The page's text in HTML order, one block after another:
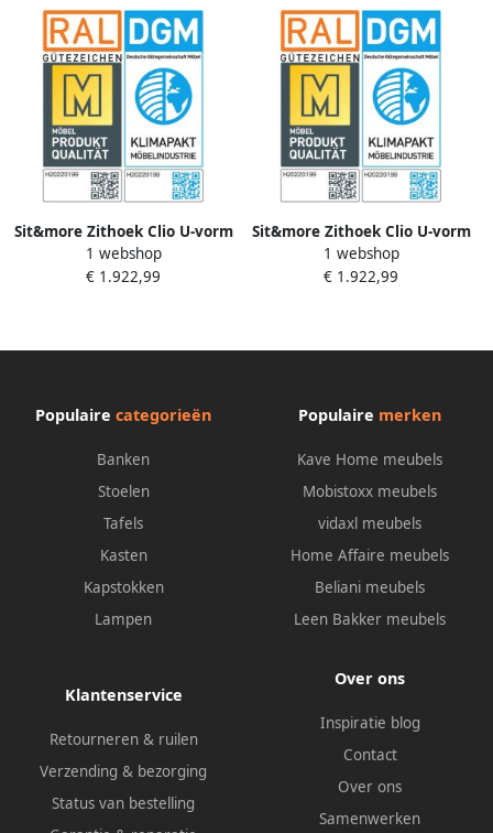
Sit&more Zithoek Clio U-vorm
naar keuze met slaapfunctie
en bedkist met binnenvering
1 webshop
€ 1.922,99
Sit&more Zithoek Clio U-vorm
naar keuze met slaapfunctie
en bedkist met binnenvering
1 webshop
€ 1.922,99
Populaire categorieën
Banken
Stoelen
Tafels
Kasten
Kapstokken
Lampen
Populaire merken
Kave Home meubels
Mobistoxx meubels
vidaxl meubels
Home Affaire meubels
Beliani meubels
Leen Bakker meubels
Klantenservice
Retourneren & ruilen
Verzending & bezorging
Status van bestelling
Over ons
Inspiratie blog
Contact
Over ons
Samenwerken